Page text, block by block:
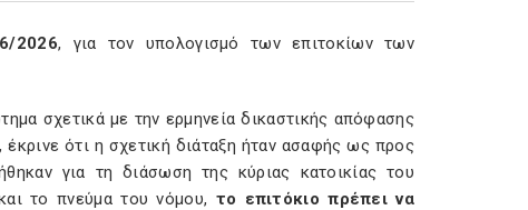
2026, για τον υπολογισμό των επιτοκίων των
σχετικά με την ερμηνεία δικαστικής απόφασης
έκρινε ότι η σχετική διάταξη ήταν ασαφής ως προς
για τη διάσωση της κύριας κατοικίας του
το πνεύμα του νόμου, το επιτόκιο πρέπει να